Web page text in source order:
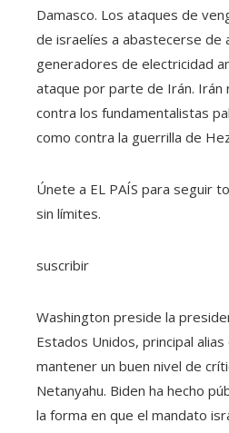
Damasco. Los ataques de
de israelíes a abastecerse de
generadores de electricidad
ataque por parte de Irán.
contra los fundamentalistas
como contra la guerrilla de
Únete a EL PAÍS para seguir
sin límites.
suscribir
Washington preside la
Estados Unidos, principal
mantener un buen nivel de
Netanyahu. Biden ha hecho
la forma en que el mandato